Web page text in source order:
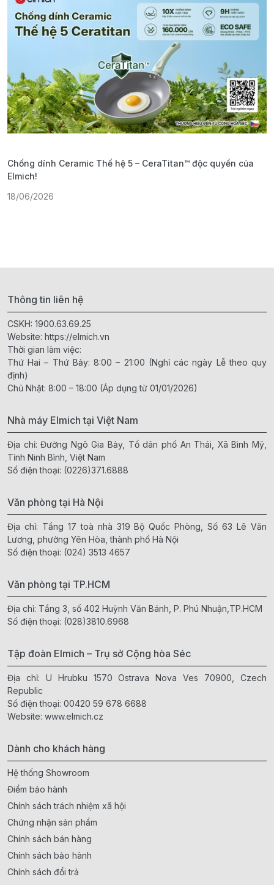
Chống dính Ceramic Thế hệ 5 – CeraTitan™ độc quyền của
Elmich!
18/06/2026
Thông tin liên hệ
CSKH: 1900.63.69.25
Website: https://elmich.vn
Thời gian làm việc:
Thứ Hai – Thứ Bảy: 8:00 – 21:00 (Nghỉ các ngày Lễ theo quy
định)
Chủ Nhật: 8:00 – 18:00 (Áp dụng từ 01/01/2026)
Nhà máy Elmich tại Việt Nam
Địa chỉ: Đường Ngô Gia Bảy, Tổ dân phố An Thái, Xã Bình Mỹ,
Tỉnh Ninh Bình, Việt Nam
Số điện thoại: (0226)371.6888
Văn phòng tại Hà Nội
Địa chỉ: Tầng 17 toà nhà 319 Bộ Quốc Phòng, Số 63 Lê Văn
Lương, phường Yên Hòa, thành phố Hà Nội
Số điện thoại: (024) 3513 4657
Văn phòng tại TP.HCM
Địa chỉ: Tầng 3, số 402 Huỳnh Văn Bánh, P. Phú Nhuận,TP.HCM
Số điện thoại: (028)3810.6968
Tập đoàn Elmich – Trụ sở Cộng hòa Séc
Địa chỉ: U Hrubku 1570 Ostrava Nova Ves 70900, Czech
Republic
Số điện thoại: 00420 59 678 6688
Website: www.elmich.cz
Dành cho khách hàng
Hệ thống Showroom
Điểm bảo hành
Chính sách trách nhiệm xã hội
Chứng nhận sản phẩm
Chính sách bán hàng
Chính sách bảo hành
Chính sách đổi trả